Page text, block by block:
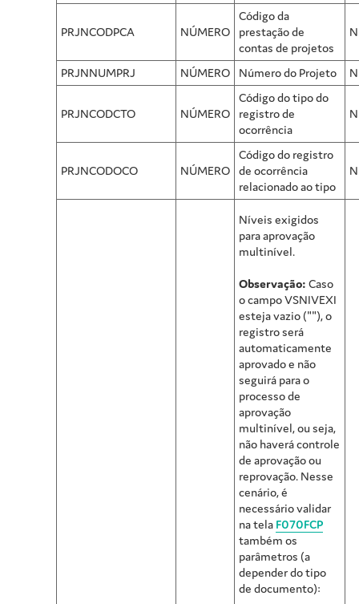
PRJNCODPCA NÚMERO
Código da
prestação de
contas de projetos
N
PRJNNUMPRJ NÚMERO Número do Projeto N
PRJNCODCTO NÚMERO
Código do tipo do
registro de
ocorrência
N
PRJNCODOCO NÚMERO
Código do registro
de ocorrência
relacionado ao tipo
N
Níveis exigidos
para aprovação
multinível.
Observação: Caso
o campo VSNIVEXI
esteja vazio (""), o
registro será
automaticamente
aprovado e não
seguirá para o
processo de
aprovação
multinível, ou seja,
não haverá controle
de aprovação ou
reprovação. Nesse
cenário, é
necessário validar
na tela F070FCP
também os
parâmetros (a
depender do tipo
de documento):